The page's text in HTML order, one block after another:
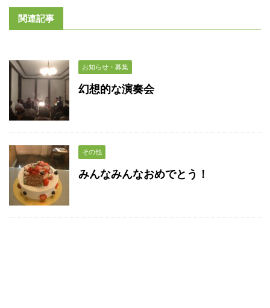
関連記事
お知らせ・募集
幻想的な演奏会
その他
みんなみんなおめでとう！